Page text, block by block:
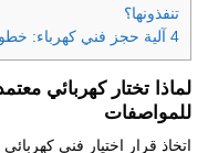
تنفذونها؟
4 آلية حجز فني كهرباء:
لماذا تختار كهربائي
للمواصفات
اتخاذ قرار اختيار فني